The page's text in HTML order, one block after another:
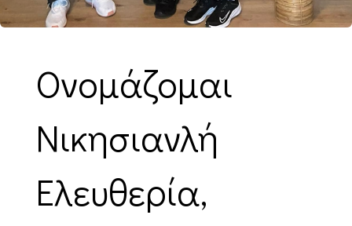
Ονομάζομαι
Νικησιανλή
Ελευθερία,